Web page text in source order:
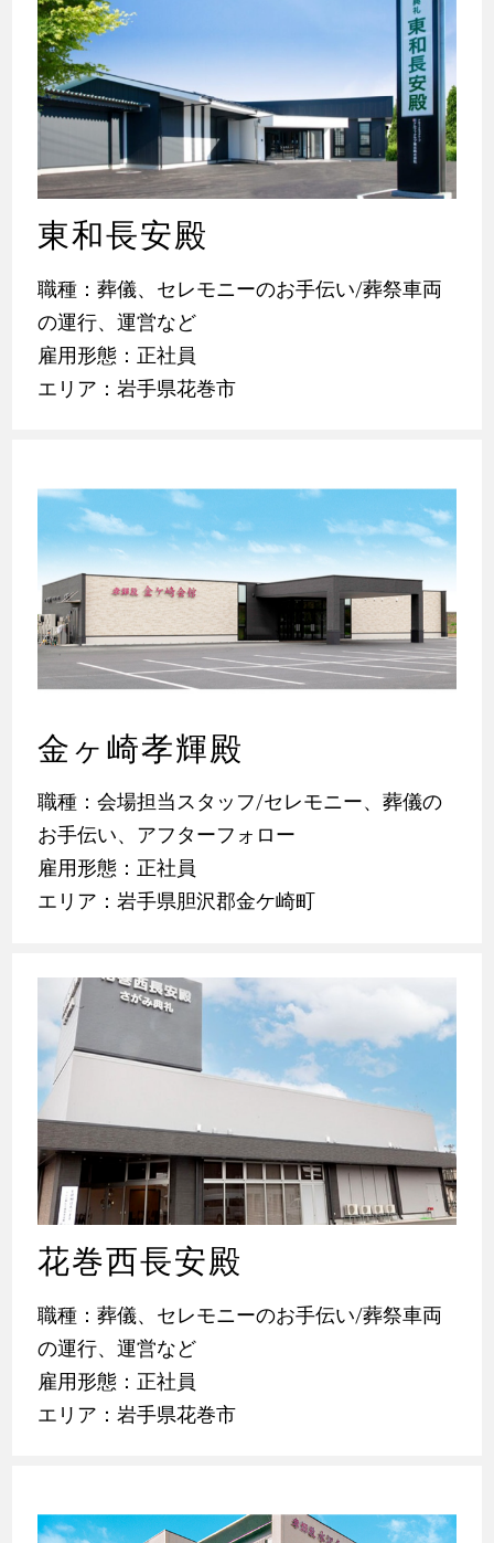
東和長安殿
職種：葬儀、セレモニーのお手伝い/葬祭車両
の運行、運営など
雇用形態：正社員
エリア：岩手県花巻市
金ヶ崎孝輝殿
職種：会場担当スタッフ/セレモニー、葬儀の
お手伝い、アフターフォロー
雇用形態：正社員
エリア：岩手県胆沢郡金ケ崎町
花巻西長安殿
職種：葬儀、セレモニーのお手伝い/葬祭車両
の運行、運営など
雇用形態：正社員
エリア：岩手県花巻市